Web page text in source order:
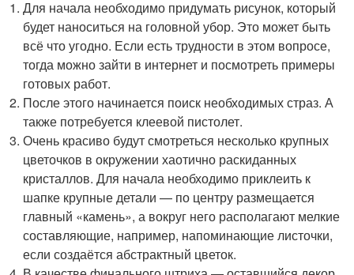
Для начала необходимо придумать рисунок, который
будет наноситься на головной убор. Это может быть
всё что угодно. Если есть трудности в этом вопросе,
тогда можно зайти в интернет и посмотреть примеры
готовых работ.
После этого начинается поиск необходимых страз. А
также потребуется клеевой пистолет.
Очень красиво будут смотреться несколько крупных
цветочков в окружении хаотично раскиданных
кристаллов. Для начала необходимо приклеить к
шапке крупные детали — по центру размещается
главный «камень», а вокруг него располагают мелкие
составляющие, например, напоминающие листочки,
если создаётся абстрактный цветок.